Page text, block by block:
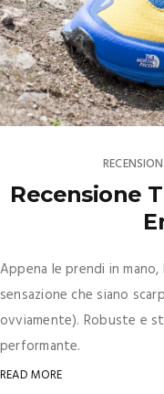
Recensione
Appena le prendi in
sensazione che siano
ovviamente). Robuste e
performante.
READ MORE